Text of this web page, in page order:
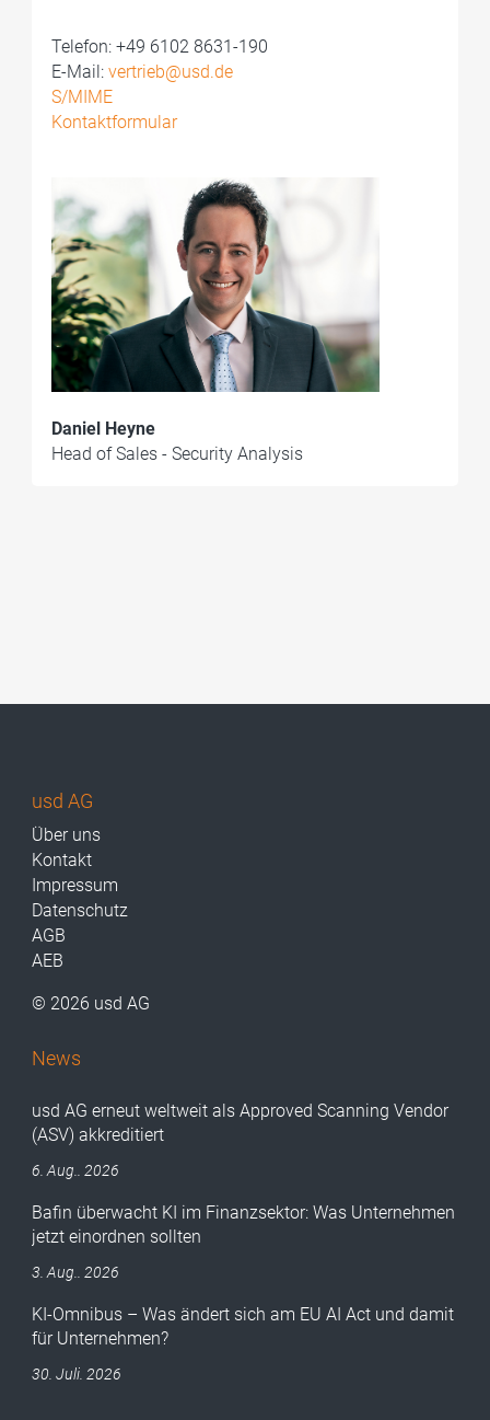
Telefon: +49 6102 8631-190
E-Mail:vertrieb@usd.de
S/MIME
Kontaktformular
Daniel Heyne
Head of Sales - Security Analysis
usd AG
Über uns
Kontakt
Impressum
Datenschutz
AGB
AEB
© 2026 usd AG
News
usd AG erneut weltweit als Approved Scanning Vendor
(ASV) akkreditiert
6. Aug.. 2026
Bafin überwacht KI im Finanzsektor: Was Unternehmen
jetzt einordnen sollten
3. Aug.. 2026
KI-Omnibus – Was ändert sich am EU AI Act und damit
für Unternehmen?
30. Juli. 2026